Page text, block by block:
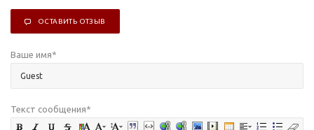
ОСТАВИТЬ ОТЗЫВ
Ваше имя*
Текст сообщения*